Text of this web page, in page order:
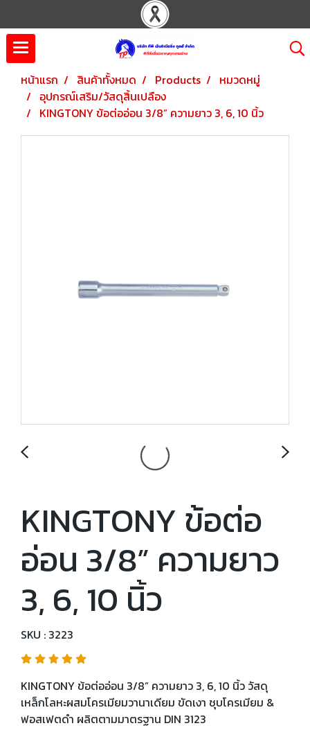
หน้าแรก สินค้าทั้งหมด Products
หมวดหมู่
อุปกรณ์เสริม/วัสดุสิ้นเปลือง
KINGTONY ข้อต่ออ่อน 3/8” ความยาว 3, 6, 10 นิ้ว
KINGTONY ข้อต่อ
อ่อน 3/8” ความยาว
3, 6, 10 นิ้ว
SKU : 3223
KINGTONY ข้อต่ออ่อน 3/8” ความยาว 3, 6, 10 นิ้ว วัสดุ
เหล็กโลหะผสมโครเมียมวานาเดียม ขัดเงา ชุบโครเมียม &
ฟอสเฟตดำ ผลิตตามมาตรฐาน DIN 3123